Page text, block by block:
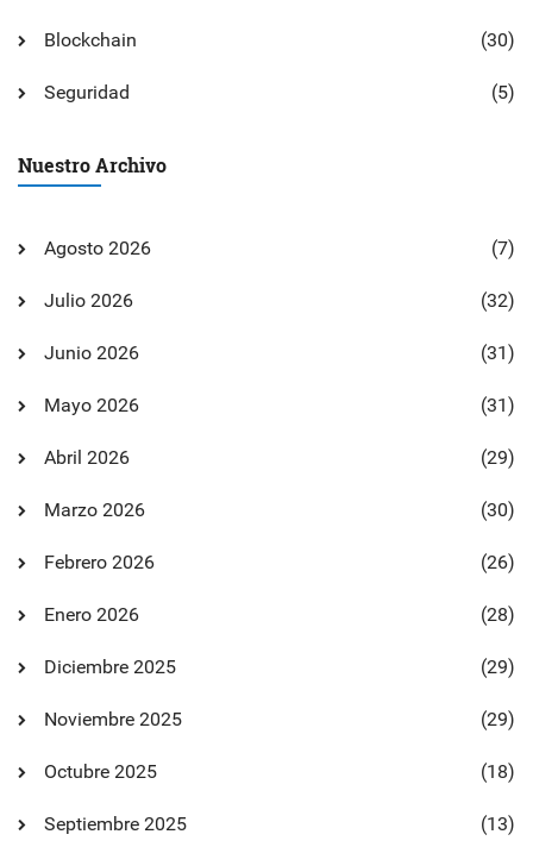
Blockchain (30)
Seguridad (5)
Nuestro Archivo
Agosto 2026 (7)
Julio 2026 (32)
Junio 2026 (31)
Mayo 2026 (31)
Abril 2026 (29)
Marzo 2026 (30)
Febrero 2026 (26)
Enero 2026 (28)
Diciembre 2025 (29)
Noviembre 2025 (29)
Octubre 2025 (18)
Septiembre 2025 (13)